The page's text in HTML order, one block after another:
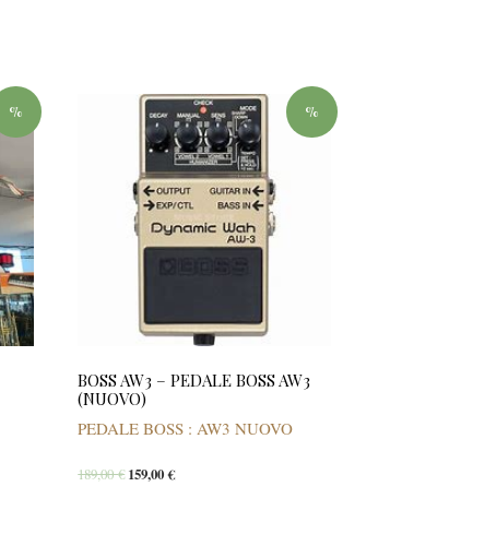
% %
BOSS AW3 – PEDALE BOSS AW3
(NUOVO)
PEDALE BOSS : AW3 NUOVO
189,00€ 159,00€